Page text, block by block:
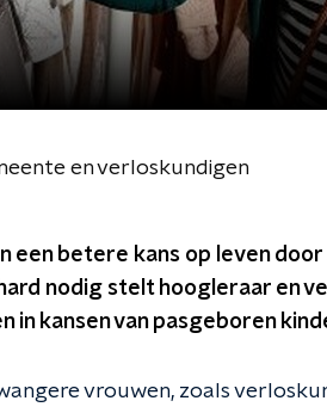
en verloskundigen
een betere kans op leven
nodig stelt hoogleraar en
in kansen van pasgeboren
vrouwen, zoals